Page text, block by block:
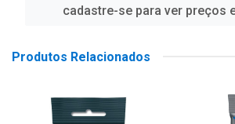
cadastre-se para ver preços
Produtos Relacionados